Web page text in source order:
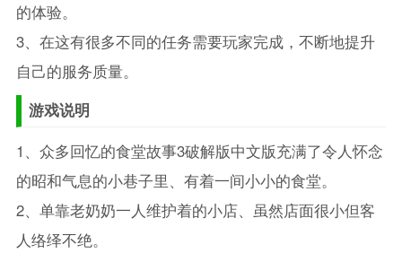
的体验。
3、在这有很多不同的任务需要玩家完成，不断地提升
自己的服务质量。
游戏说明
1、众多回忆的食堂故事3破解版中文版充满了令人怀念
的昭和气息的小巷子里、有着一间小小的食堂。
2、单靠老奶奶一人维护着的小店、虽然店面很小但客
人络绎不绝。